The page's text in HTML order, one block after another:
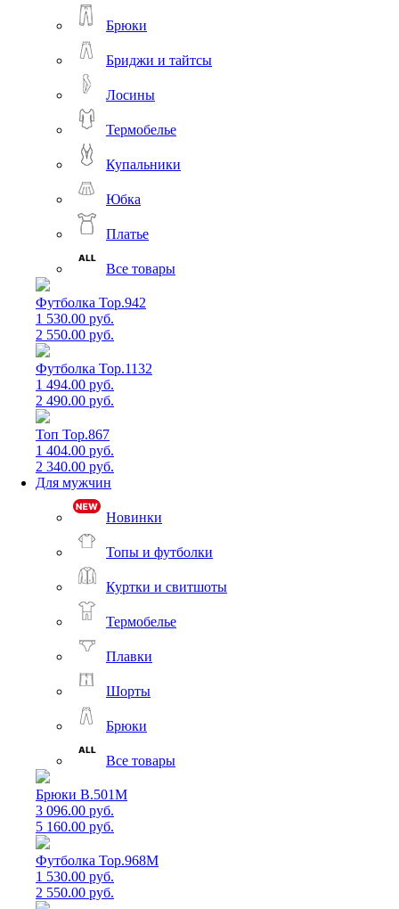
Брюки
Бриджи и тайтсы
Лосины
Термобелье
Купальники
Юбка
Платье
Все товары
Футболка Top.942
1 530.00 руб.
2 550.00 руб.
Футболка Top.1132
1 494.00 руб.
2 490.00 руб.
Топ Top.867
1 404.00 руб.
2 340.00 руб.
Для мужчин
Новинки
Топы и футболки
Куртки и свитшоты
Термобелье
Плавки
Шорты
Брюки
Все товары
Брюки B.501M
3 096.00 руб.
5 160.00 руб.
Футболка Top.968M
1 530.00 руб.
2 550.00 руб.